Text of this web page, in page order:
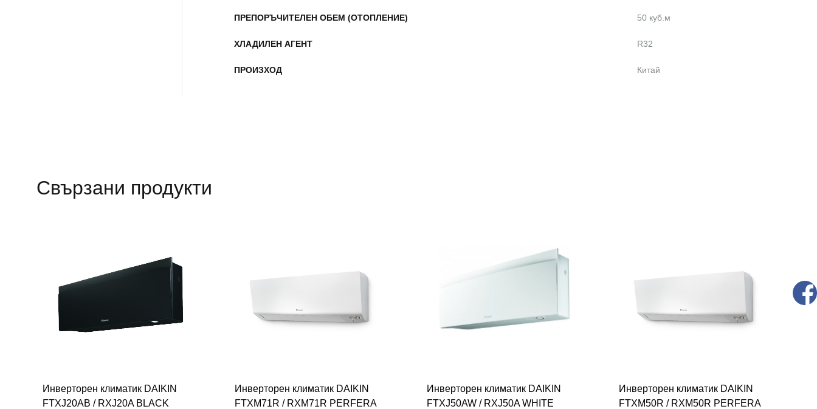
ПРЕПОРЪЧИТЕЛЕН ОБЕМ (ОТОПЛЕНИЕ) 50 куб.м
ХЛАДИЛЕН АГЕНТ R32
ПРОИЗХОД Китай
Свързани продукти
Инверторен климатик DAIKIN
FTXJ20AB / RXJ20A BLACK
Инверторен климатик DAIKIN
FTXM71R / RXM71R PERFERA
Инверторен климатик DAIKIN
FTXJ50AW / RXJ50A WHITE
Инверторен климатик DAIKIN
FTXM50R / RXM50R PERFERA